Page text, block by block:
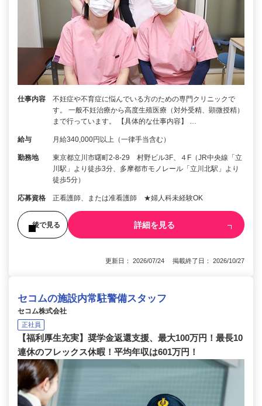
仕事内容
不妊症や不育症に悩んでいる方のための専門クリニックで
す。 一般不妊治療から高度生殖医療（対外受精、顕微授精）
まで行っています。 【具体的な仕事内容】 …
給与 月給340,000円以上（一律手当含む）
勤務地
東京都立川市曙町2-8-29 村野ビル3F、４F（JR中央線「立
川駅」より徒歩3分、多摩都市モノレール「立川北駅」より
徒歩5分）
応募資格 正看護師、または准看護師 ★婦人科未経験OK
後で見る 詳細を見る
更新日： 2026/07/24 掲載終了日： 2026/10/27
セコムの施設内常駐警備スタッフ
セコム株式会社
正社員
【福利厚生充実】奨学金返還支援、最大100万円！最長10
連休のフレックス休暇！平均年収は601万円！